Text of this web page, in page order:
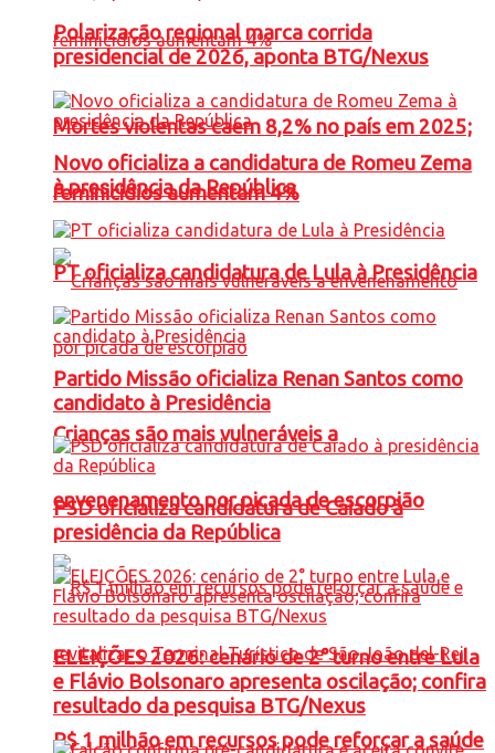
Mortes violentas caem 8,2% no país em 2025;
feminicídios aumentam 4%
Crianças são mais vulneráveis a
envenenamento por picada de escorpião
R$ 1 milhão em recursos pode reforçar a saúde
Polarização regional marca corrida
presidencial de 2026, aponta BTG/Nexus
Novo oficializa a candidatura de Romeu Zema
à presidência da República
PT oficializa candidatura de Lula à Presidência
Partido Missão oficializa Renan Santos como
candidato à Presidência
PSD oficializa candidatura de Caiado à
presidência da República
ELEIÇÕES 2026: cenário de 2° turno entre Lula
e Flávio Bolsonaro apresenta oscilação; confira
resultado da pesquisa BTG/Nexus